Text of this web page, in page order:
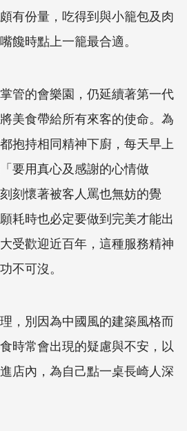
有份量，吃得到與小籠包及肉
饞時點上一籠最合適。
管的會樂園，仍延續著第一代
美食帶給所有來客的使命。為
抱持相同精神下廚，每天早上
要用真心及感謝的心情做
刻懷著被客人罵也無妨的覺
耗時也必定要做到完美才能出
受歡迎近百年，這種服務精神
不可沒。
，別因為中國風的建築風格而
時常會出現的疑慮與不安，以
店內，為自己點一桌長崎人深